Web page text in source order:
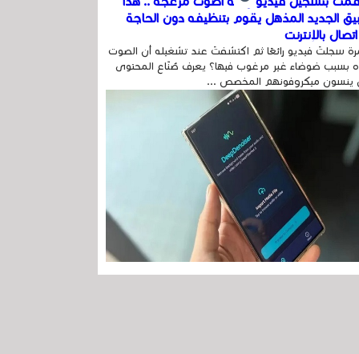
الجديد المذهل يقوم بتنظيفه دون الحاجة
بالإنترنت
سجلتَ فيديو رائعًا ثم اكتشفتَ عند تشغيله أن الصوت
بسبب ضوضاء غير مرغوب فيها؟ يعرف صُنّاع المحتوى
ينسون ميكروفونهم المخصص ...